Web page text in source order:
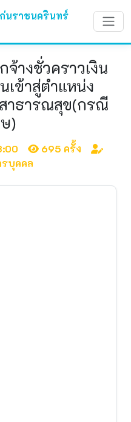
นราชนครินทร์
างชั่วคราวเงิน
เข้าสู่ตำแหน่ง
าธารณสุข(กรณี
)
695 ครั้ง
บุคคล